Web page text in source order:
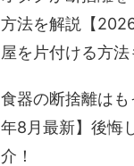
方法を解説【
屋を片付ける方法
食器の断捨離は
年8月最新】後悔
介！